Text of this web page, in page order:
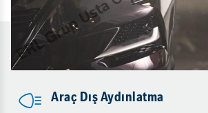
Araç Dış Aydınlatma